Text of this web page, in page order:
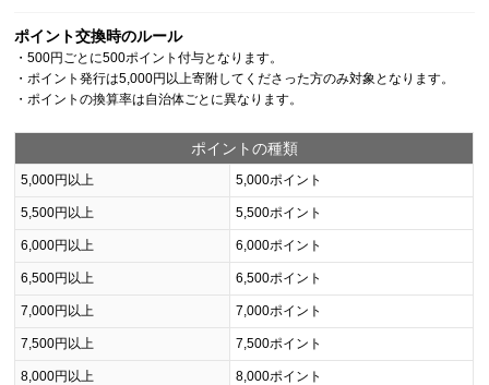
ポイント交換時のルール
・500円ごとに500ポイント付与となります。
・ポイント発行は5,000円以上寄附してくださった方のみ対象となります。
・ポイントの換算率は自治体ごとに異なります。
ポイントの種類
5,000円以上 5,000ポイント
5,500円以上 5,500ポイント
6,000円以上 6,000ポイント
6,500円以上 6,500ポイント
7,000円以上 7,000ポイント
7,500円以上 7,500ポイント
8,000円以上 8,000ポイント